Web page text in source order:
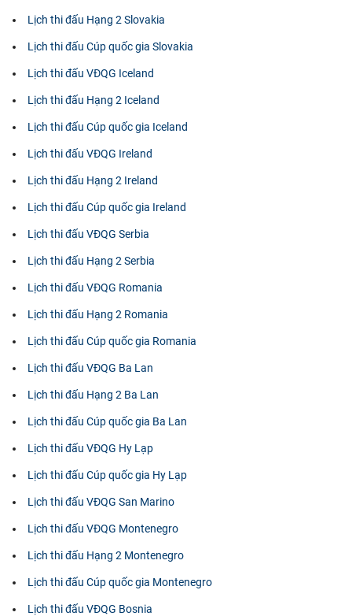
Lịch thi đấu Hạng 2 Slovakia
Lịch thi đấu Cúp quốc gia Slovakia
Lịch thi đấu VĐQG Iceland
Lịch thi đấu Hạng 2 Iceland
Lịch thi đấu Cúp quốc gia Iceland
Lịch thi đấu VĐQG Ireland
Lịch thi đấu Hạng 2 Ireland
Lịch thi đấu Cúp quốc gia Ireland
Lịch thi đấu VĐQG Serbia
Lịch thi đấu Hạng 2 Serbia
Lịch thi đấu VĐQG Romania
Lịch thi đấu Hạng 2 Romania
Lịch thi đấu Cúp quốc gia Romania
Lịch thi đấu VĐQG Ba Lan
Lịch thi đấu Hạng 2 Ba Lan
Lịch thi đấu Cúp quốc gia Ba Lan
Lịch thi đấu VĐQG Hy Lạp
Lịch thi đấu Cúp quốc gia Hy Lạp
Lịch thi đấu VĐQG San Marino
Lịch thi đấu VĐQG Montenegro
Lịch thi đấu Hạng 2 Montenegro
Lịch thi đấu Cúp quốc gia Montenegro
Lịch thi đấu VĐQG Bosnia